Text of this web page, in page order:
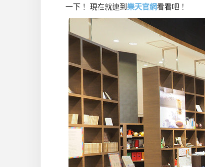
一下！ 現在就連到 樂天官網看看吧！